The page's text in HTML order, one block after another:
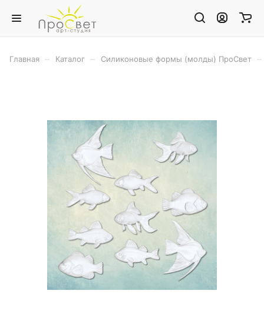
Главная Каталог Силиконовые формы (молды) ПроСвет